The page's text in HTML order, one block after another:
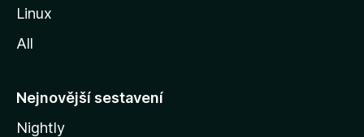
l
y
Linux
All
Nejnovější sestavení
Nightly